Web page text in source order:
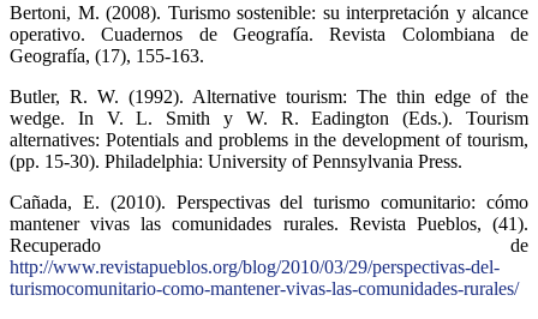
Bertoni, M. (2008). Turismo sostenible: su interpretación y alcance
operativo. Cuadernos de Geografía. Revista Colombiana de
Geografía, (17), 155-163.
Butler, R. W. (1992). Alternative tourism: The thin edge of the
wedge. In V. L. Smith y W. R. Eadington (Eds.). Tourism
alternatives: Potentials and problems in the development of tourism,
(pp. 15-30). Philadelphia: University of Pennsylvania Press.
Cañada, E. (2010). Perspectivas del turismo comunitario: cómo
mantener vivas las comunidades rurales. Revista Pueblos, (41).
Recuperado de
http://www.revistapueblos.org/blog/2010/03/29/perspectivas-del-
turismocomunitario-como-mantener-vivas-las-comunidades-rurales/